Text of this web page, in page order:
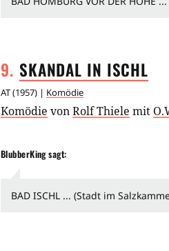
9. SKANDAL IN ISCHL
AT(1957) | Komödie
Komödie vonRolf Thiele mit
BlubberKingsagt:
BAD ISCHL ... (Stadt im